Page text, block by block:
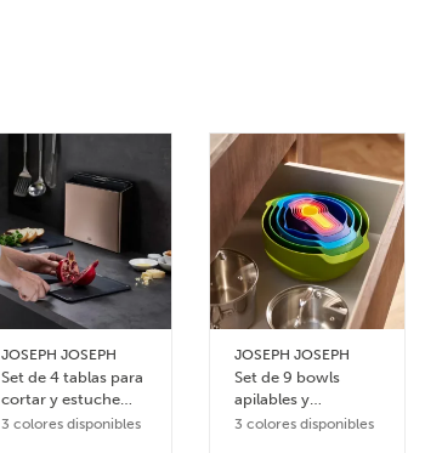
JOSEPH JOSEPH
Set de 4 tablas para
cortar y estuche
Folio Steel
3 colores disponibles
JOSEPH JOSEPH
Set de 9 bowls
apilables y
accesorios de
3 colores disponibles